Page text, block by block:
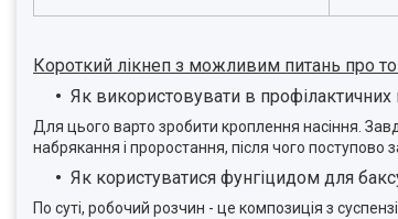
Короткий лікнеп з можливим питань про
Як використовувати в профілактичних
Для цього варто зробити кроплення насіння.
набрякання і проростання, після чого поступово
Як користуватися фунгіцидом для
По суті, робочий розчин - це композиція з